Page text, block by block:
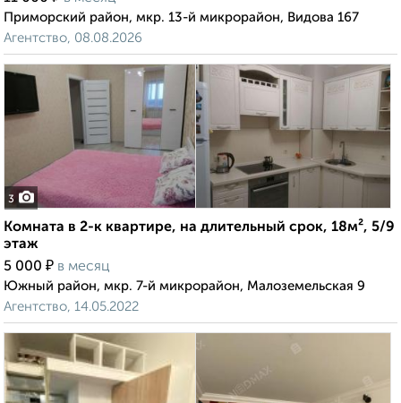
Приморский район, мкр. 13-й микрорайон, Видова 167
Агентство, 08.08.2026
3
Комната в 2-к квартире, на длительный срок, 18м², 5/9
этаж
5 000 ₽ в месяц
Южный район, мкр. 7-й микрорайон, Малоземельская 9
Агентство, 14.05.2022